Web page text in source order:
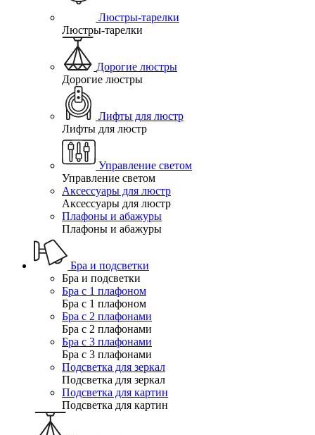
Люстры-тарелки
Люстры-тарелки
Дорогие люстры
Дорогие люстры
Лифты для люстр
Лифты для люстр
Управление светом
Управление светом
Аксессуары для люстр
Аксессуары для люстр
Плафоны и абажуры
Плафоны и абажуры
Бра и подсветки
Бра и подсветки
Бра с 1 плафоном
Бра с 1 плафоном
Бра с 2 плафонами
Бра с 2 плафонами
Бра с 3 плафонами
Бра с 3 плафонами
Подсветка для зеркал
Подсветка для зеркал
Подсветка для картин
Подсветка для картин